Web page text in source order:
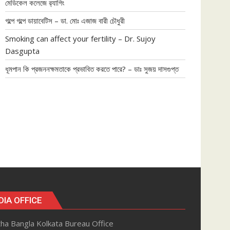
মেডিকেল কলেজে র‍্যাগিং
গল্পে গল্পে ডায়াবেটিস – ডা. মোঃ এজাজ বারী চৌধুরী
Smoking can affect your fertility – Dr. Sujoy
Dasgupta
ধূমপান কি প্রজননক্ষমতাকে প্রভাবিত করতে পারে? – ডাঃ সুজয় দাসগুপ্ত
OFFICE
Bangla Kolkata Bureau Office